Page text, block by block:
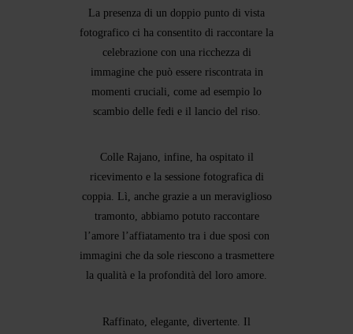
La presenza di un doppio punto di vista
fotografico ci ha consentito di raccontare la
celebrazione con una ricchezza di
immagine che può essere riscontrata in
momenti cruciali, come ad esempio lo
scambio delle fedi e il lancio del riso.
Colle Rajano, infine, ha ospitato il
ricevimento e la sessione fotografica di
coppia. Lì, anche grazie a un meraviglioso
tramonto, abbiamo potuto raccontare
l’amore l’affiatamento tra i due sposi con
immagini che da sole riescono a trasmettere
la qualità e la profondità del loro amore.
Raffinato, elegante, divertente. Il